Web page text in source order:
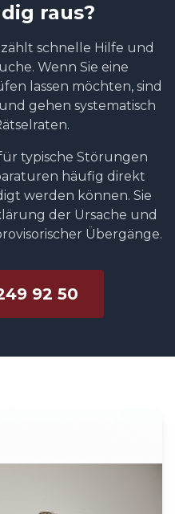
raus?
schnelle Hilfe und
Wenn Sie eine
lassen möchten, sind
gehen systematisch
typische Störungen
häufig direkt
werden können. Sie
der Ursache und
Übergänge.
92 50